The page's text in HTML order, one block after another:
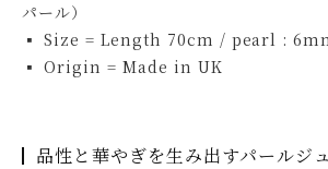
パール）
▪ Size = Length 70cm / pearl :
▪ Origin = Made in UK
品性と華やぎを生み出すパールジ